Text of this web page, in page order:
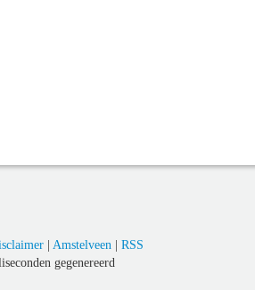
| Amstelveen | RSS
gegenereerd